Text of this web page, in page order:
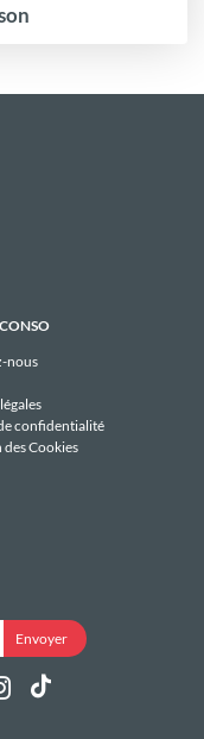
nous
confidentialité
Cookies